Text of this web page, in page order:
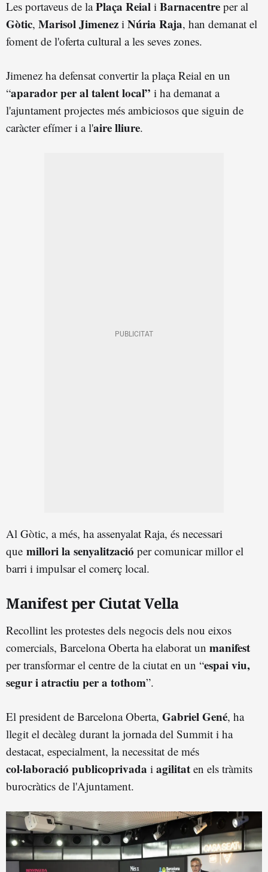
Les portaveus de laPlaça Reial i Barnacentre per al
Gòtic, Marisol Jimenez i Núria Raja, han demanat el
foment de l'oferta cultural a les seves zones.
Jimenez ha defensat convertir la plaça Reial en un
“aparador per al talent local” i ha demanat a
l'ajuntament projectes més ambiciosos que siguin de
caràcter efímer i a l'aire lliure.
Al Gòtic, a més, ha assenyalat Raja, és necessari
que millori la senyalització per comunicar millor el
barri i impulsar el comerç local.
Manifest per Ciutat Vella
Recollint les protestes dels negocis dels nou eixos
comercials, Barcelona Oberta ha elaborat un manifest
per transformar el centre de la ciutat en un “espai viu,
segur i atractiu per a tothom”.
El president de Barcelona Oberta, Gabriel Gené, ha
llegit el decàleg durant la jornada del Summit i ha
destacat, especialment, la necessitat de més
col·laboració publicoprivada i agilitat en els tràmits
burocràtics de l'Ajuntament.